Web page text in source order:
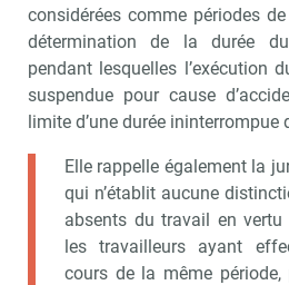
considérées comme périodes
détermination de la durée
pendant lesquelles l’exécution
suspendue pour cause
limite d’une durée ininterrompue
Elle rappelle également la
qui n’établit aucune
absents du travail en vertu
les travailleurs ayant
cours de la même